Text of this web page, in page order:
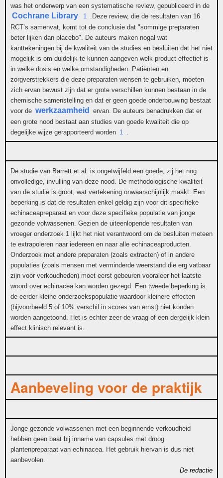
was het onderwerp van een systematische review, gepubliceerd in de
Cochrane Library 1 .Deze review, die de resultaten van 16
RCT’s samenvat, komt tot de conclusie dat "sommige preparaten
beter lijken dan placebo". De auteurs maken nogal wat
kanttekeningen bij de kwaliteit van de studies en besluiten dat het niet
mogelijk is om duidelijk te kunnen aangeven welk product effectief is
in welke dosis en welke omstandigheden. Patiënten en
zorgverstrekkers die deze preparaten wensen te gebruiken, moeten
zich ervan bewust zijn dat er grote verschillen kunnen bestaan in de
chemische samenstelling en dat er geen goede onderbouwing bestaat
voor de werkzaamheid
ervan. De auteurs benadrukken dat er
een grote nood bestaat aan studies van goede kwaliteit die op
degelijke wijze gerapporteerd worden 1 .
De studie van Barrett et al. is ongetwijfeld een goede, zij het nog
onvolledige, invulling van deze nood. De methodologische kwaliteit
van de studie is groot, wat vertekening onwaarschijnlijk maakt. Een
beperking is dat de resultaten enkel geldig zijn voor dit specifieke
echinaceapreparaat en voor deze specifieke populatie van jonge
gezonde volwassenen. Gezien de uiteenlopende resultaten van
vroeger onderzoek 1 lijkt het niet verantwoord om de besluiten meteen
te extrapoleren naar iedereen en naar alle echinaceaproducten.
Onderzoek met andere preparaten (zoals extracten) of in andere
populaties (zoals mensen met verminderde weerstand die erg vatbaar
zijn voor verkoudheden) moet eerst gebeuren vooraleer het laatste
woord over echinacea kan worden gezegd. Een tweede beperking is
de eerder kleine onderzoekspopulatie waardoor kleinere effecten
(bijvoorbeeld 5 of 10% verschil in scores van ernst) niet konden
worden aangetoond. Het is echter zeer de vraag of een dergelijk klein
effect klinisch relevant is.
Aanbeveling voor de praktijk
Jonge gezonde volwassenen met een beginnende verkoudheid
hebben geen baat bij inname van capsules met droog
plantenpreparaat van echinacea. Het gebruik hiervan is dus niet
aanbevolen.
De redactie